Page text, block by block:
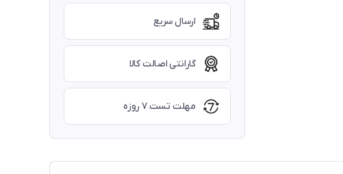
ارسال سریع
گارانتی اصالت کالا
مهلت تست ۷ روزه